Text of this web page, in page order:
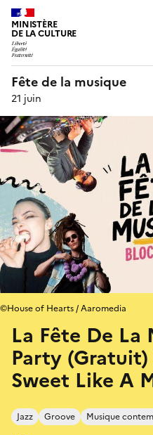
MINISTÈRE
DE LA CULTURE
Fête de la musique
21 juin
La Fête De La
Party
Sweet Like A
Jazz Groove Musique
©House of Hearts / Aaromedia